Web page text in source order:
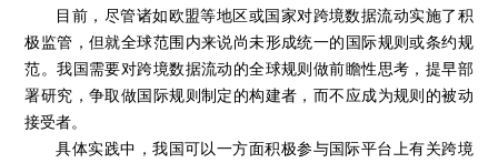
目前，尽管诸如欧盟等地区或国家对跨境数据流动实施了积
极监管，但就全球范围内来说尚未形成统一的国际规则或条约规
范。我国需要对跨境数据流动的全球规则做前瞻性思考，提早部
署研究，争取做国际规则制定的构建者，而不应成为规则的被动
接受者。
具体实践中，我国可以一方面积极参与国际平台上有关跨境